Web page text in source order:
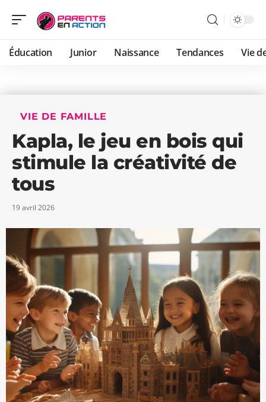
Éducation Junior Naissance Tendances Vie
VIE DE FAMILLE
Kapla, le jeu en bois qui
stimule la créativité de
tous
19 avril 2026